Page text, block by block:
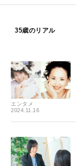
35歳のリアル
エンタメ
2024.11.16